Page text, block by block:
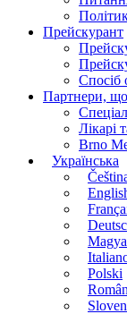
Прейскурант
Спосіб
Партнери,
Лікарі
Brno
Українська
Polski